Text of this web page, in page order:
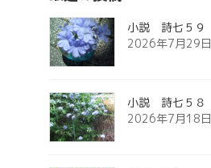
小説 詩七５９
2026年7月29日
小説 詩七５８
2026年7月18日